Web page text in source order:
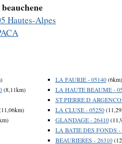
Hautes-Alpes
(8,11km)
LA FAURIE - 05140(6km)
LA HAUTE BEAUME -
ST PIERRE D
LA CLUSE - 05250
GLANDAGE - 26410
LA BATIE DES FONDS -
BEAURIERES - 26310